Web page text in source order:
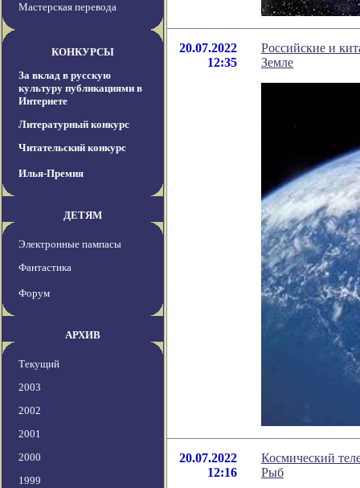
Мастерская перевода
КОНКУРСЫ
За вклад в русскую
культуру публикациями в
Интернете
Литературный конкурс
Читательский конкурс
Илья-Премия
ДЕТЯМ
Электронные пампасы
Фантастика
Форум
АРХИВ
Текущий
2003
2002
2001
2000
1999
20.07.2022
12:35
Российские и
Земле
20.07.2022
12:16
Космический
Рыб